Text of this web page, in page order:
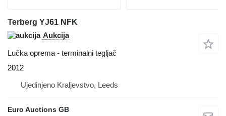
Terberg YJ61 NFK
Aukcija
Lučka oprema - terminalni tegljač
2012
Ujedinjeno Kraljevstvo, Leeds
Euro Auctions GB